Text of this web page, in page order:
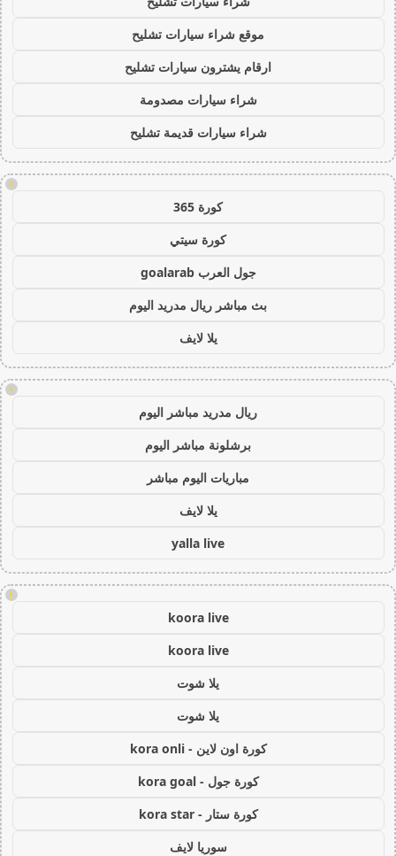
موقع شراء سيارات تشليح
ارقام يشترون سيارات تشليح
شراء سيارات مصدومة
شراء سيارات قديمة تشليح
!
كورة 365
كورة سيتي
جول العرب goalarab
بث مباشر ريال مدريد اليوم
يلا لايف
!
ريال مدريد مباشر اليوم
برشلونة مباشر اليوم
مباريات اليوم مباشر
يلا لايف
yalla live
!
koora live
koora live
يلا شوت
يلا شوت
كورة اون لاين - kora onli
كورة جول - kora goal
كورة ستار - kora star
سوريا لايف